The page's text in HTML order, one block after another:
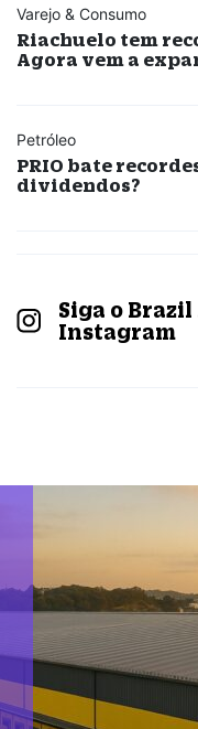
Varejo & Consumo
Riachuelo tem
Agora vem a
Petróleo
PRIO bate
dividendos?
Siga o
Instagram